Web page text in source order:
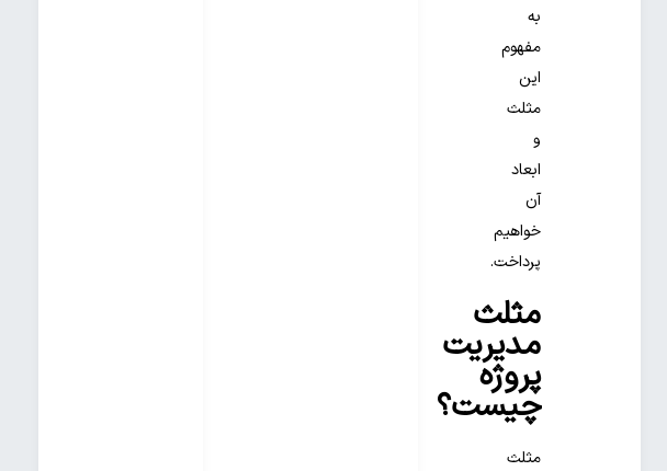
به
مفهوم
این
مثلث
و
ابعاد
آن
خواهیم
پرداخت.
مثلث
مدیریت
پروژه
چیست؟
مثلث